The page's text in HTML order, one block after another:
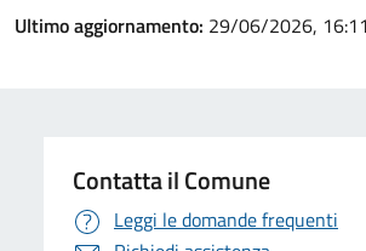
Ultimo aggiornamento: 29/06/2026, 16:11
Contatta il Comune
Leggi le domande frequenti